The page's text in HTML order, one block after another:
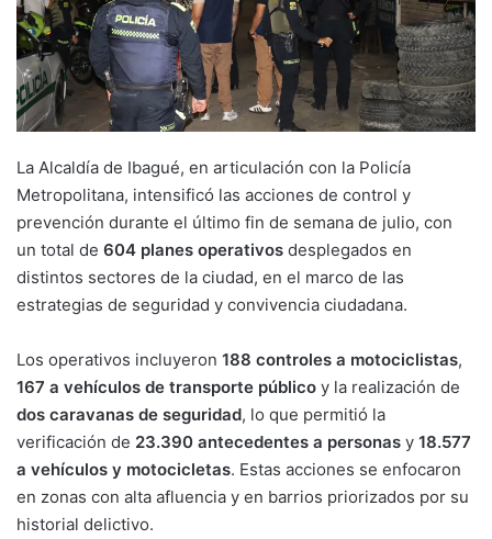
La Alcaldía de Ibagué, en articulación con la Policía
Metropolitana, intensificó las acciones de control y
prevención durante el último fin de semana de julio, con
un total de 604 planes operativos desplegados en
distintos sectores de la ciudad, en el marco de las
estrategias de seguridad y convivencia ciudadana.
Los operativos incluyeron 188 controles a motociclistas,
167 a vehículos de transporte público y la realización de
dos caravanas de seguridad, lo que permitió la
verificación de 23.390 antecedentes a personas y 18.577
a vehículos y motocicletas. Estas acciones se enfocaron
en zonas con alta afluencia y en barrios priorizados por su
historial delictivo.